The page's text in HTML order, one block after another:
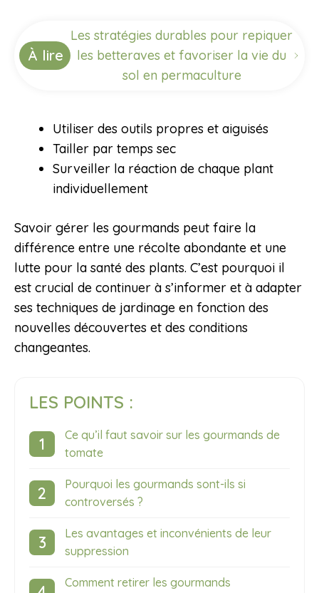
À lire
Les stratégies durables pour repiquer
les betteraves et favoriser la vie du
sol en permaculture
Utiliser des outils propres et aiguisés
Tailler par temps sec
Surveiller la réaction de chaque plant
individuellement
Savoir gérer les gourmands peut faire la
différence entre une récolte abondante et une
lutte pour la santé des plants. C’est pourquoi il
est crucial de continuer à s’informer et à adapter
ses techniques de jardinage en fonction des
nouvelles découvertes et des conditions
changeantes.
LES POINTS :
Ce qu’il faut savoir sur les gourmands de
tomate
Pourquoi les gourmands sont-ils si
controversés ?
Les avantages et inconvénients de leur
suppression
Comment retirer les gourmands